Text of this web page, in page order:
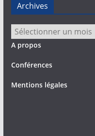
Archives
Archives
A propos
Conférences
Mentions légales